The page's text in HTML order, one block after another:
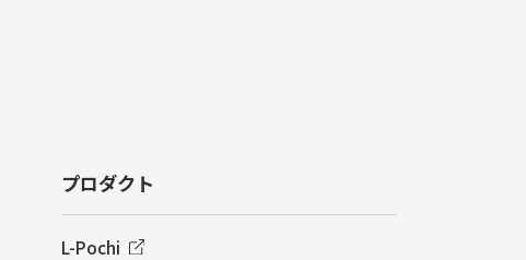
プロダクト
L-Pochi